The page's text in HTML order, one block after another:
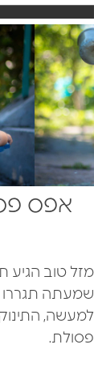
אפס
מזל טוב הגיע
שמעתה תגררו
למעשה,
פסולת.